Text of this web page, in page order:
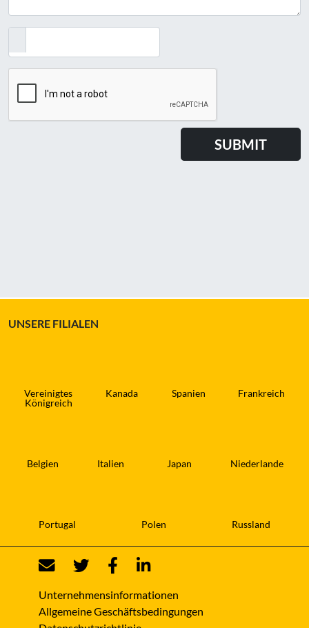
UNSERE FILIALEN
Vereinigtes
Königreich
Kanada Spanien Frankreich
Belgien Italien Japan Niederlande
Portugal Polen Russland
Unternehmensinformationen
Allgemeine Geschäftsbedingungen